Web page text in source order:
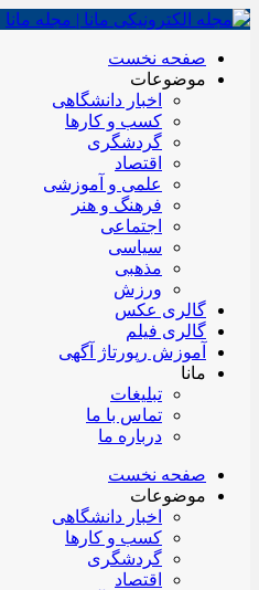
صفحه نخست
موضوعات
اخبار دانشگاهی
کسب و کارها
گردشگری
اقتصاد
علمی و آموزشی
فرهنگ و هنر
اجتماعی
سیاسی
مذهبی
ورزش
گالری عکس
گالری فیلم
آموزش رپورتاژ آگهی
مانا
تبلیغات
تماس با ما
درباره ما
صفحه نخست
موضوعات
اخبار دانشگاهی
کسب و کارها
گردشگری
اقتصاد